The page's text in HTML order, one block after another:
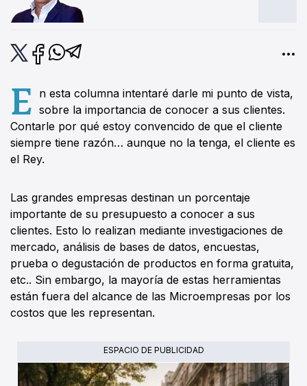
E n esta columna intentaré darle mi punto de vista,
sobre la importancia de conocer a sus clientes.
Contarle por qué estoy convencido de que el cliente
siempre tiene razón… aunque no la tenga, el cliente es
el Rey.
Las grandes empresas destinan un porcentaje
importante de su presupuesto a conocer a sus
clientes. Esto lo realizan mediante investigaciones de
mercado, análisis de bases de datos, encuestas,
prueba o degustación de productos en forma gratuita,
etc.. Sin embargo, la mayoría de estas herramientas
están fuera del alcance de las Microempresas por los
costos que les representan.
ESPACIO DE PUBLICIDAD